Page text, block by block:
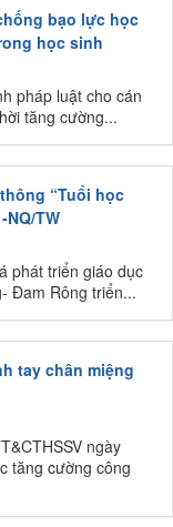
bạo lực học
học sinh
pháp luật cho cán
tăng cường...
“Tuổi học
TW
phát triển giáo dục
Đam Rông triển...
tay chân miệng
ngày
tăng cường công